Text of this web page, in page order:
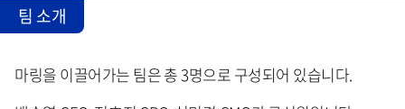
팀 소개
마링을 이끌어가는 팀은 총 3명으로 구성되어 있습니다.